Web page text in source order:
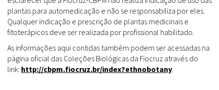
plantas para automedicação e não se responsabiliza por eles.
Qualquer indicação e prescrição de plantas medicinais e
fitoterápicos deve ser realizada por profissional habilitado.
As informações aqui contidas também podem ser acessadas na
página oficial das Coleções Biológicas da Fiocruz através do
link: http://cbpm.fiocruz.br/index?ethnobotany.